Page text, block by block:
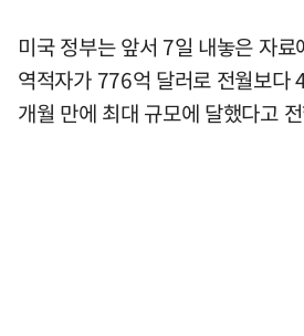
미국 정부는 앞서 7일 내놓은 자
역적자가 776억 달러로 전월보
개월 만에 최대 규모에 달했다고